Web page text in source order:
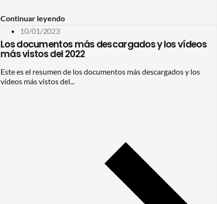
Continuar leyendo
10/01/2023
Los documentos más descargados y los vídeos
más vistos del 2022
Este es el resumen de los documentos más descargados y los
vídeos más vistos del...